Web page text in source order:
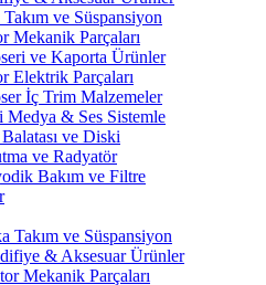
ve Süspansiyon
Mekanik Parçaları
ve Kaporta Ürünler
Elektrik Parçaları
İç Trim Malzemeler
Medya & Ses Sistemle
ve Diski
ve Radyatör
Bakım ve Filtre
Takım ve Süspansiyon
& Aksesuar Ürünler
Mekanik Parçaları